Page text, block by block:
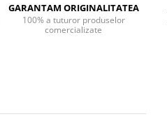
GARANTAM ORIGINALITATEA
100% a tuturor produselor
comercializate